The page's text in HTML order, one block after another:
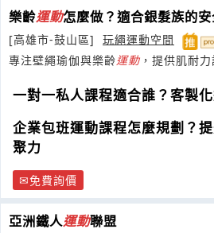
樂齡運動怎麼做？適合銀髮族的
[高雄市-鼓山區]
玩繩運動空間
專注壁繩瑜伽與樂齡運動 ，提供肌耐
一對一私人課程適合誰？客製
企業包班運動課程怎麼規劃？
聚力
免費詢價
亞洲鐵人運動聯盟